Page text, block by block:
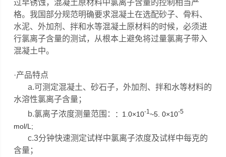
过早锈蚀，混凝土原材料中氯离子含量的控制相当严
格。我国部分规范明确要求混凝土在选配砂子、骨料、
水泥、外加剂、拌和水等混凝土原材料的时候，必须进
行氯离子含量的测试，从根本上避免将过量氯离子带入
混凝土中。
·产品特点
a.可测定混凝土、砂石子，外加剂、拌和水等材料的
水溶性氯离子含量；
b.氯离子浓度测量范围：
： 1.0×10-1 ~5. 0×10-5
mol/L;
c.3分钟快速测定试样中氯离子浓度及试样中每克的
含量；